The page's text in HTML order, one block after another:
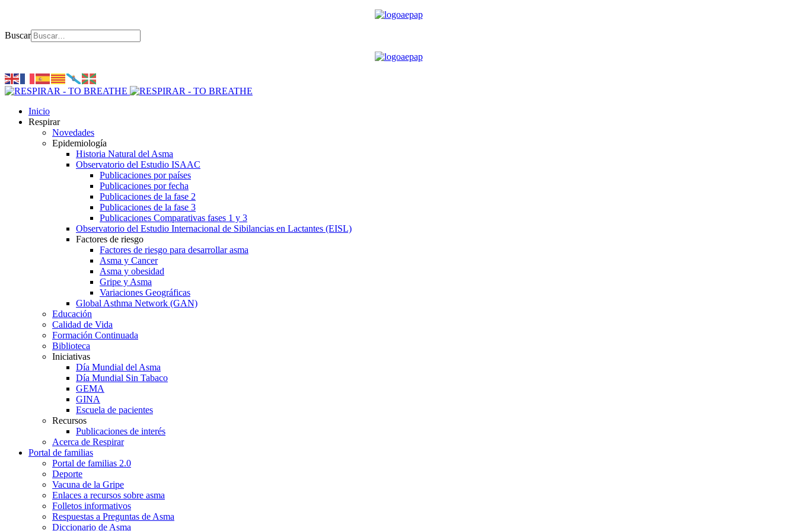
Buscar
Inicio
Respirar
Novedades
Epidemiología
Historia Natural del Asma
Observatorio del Estudio ISAAC
Publicaciones por países
Publicaciones por fecha
Publicaciones de la fase 2
Publicaciones de la fase 3
Publicaciones Comparativas fases 1 y 3
Observatorio del Estudio Internacional de Sibilancias en Lactantes (EISL)
Factores de riesgo
Factores de riesgo para desarrollar asma
Asma y Cancer
Asma y obesidad
Gripe y Asma
Variaciones Geográficas
Global Asthma Network (GAN)
Educación
Calidad de Vida
Formación Continuada
Biblioteca
Iniciativas
Día Mundial del Asma
Día Mundial Sin Tabaco
GEMA
GINA
Escuela de pacientes
Recursos
Publicaciones de interés
Acerca de Respirar
Portal de familias
Portal de familias 2.0
Deporte
Vacuna de la Gripe
Enlaces a recursos sobre asma
Folletos informativos
Respuestas a Preguntas de Asma
Diccionario de Asma